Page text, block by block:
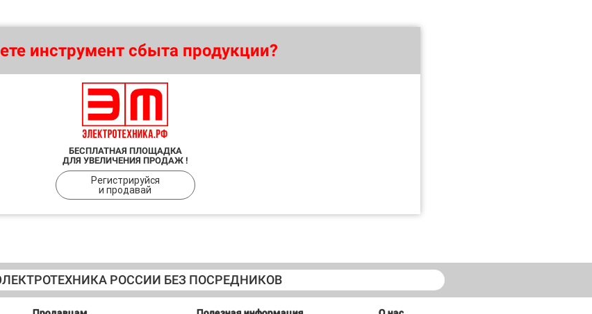
инструмент сбыта продукции?
БЕСПЛАТНАЯ ПЛОЩАДКА
ДЛЯ УВЕЛИЧЕНИЯ ПРОДАЖ !
Регистрируйся
и продавай
РОССИИ БЕЗ ПОСРЕДНИКОВ